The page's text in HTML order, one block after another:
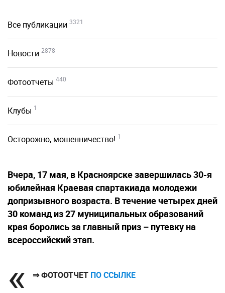
Все публикации 3321
Новости 2878
Фотоотчеты 440
Клубы 1
Осторожно, мошенничество! 1
Вчера, 17 мая, в Красноярске завершилась 30-я
юбилейная Краевая спартакиада молодежи
допризывного возраста. В течение четырех дней
30 команд из 27 муниципальных образований
края боролись за главный приз – путевку на
всероссийский этап.
⇒ ФОТООТЧЕТ ПО ССЫЛКЕ